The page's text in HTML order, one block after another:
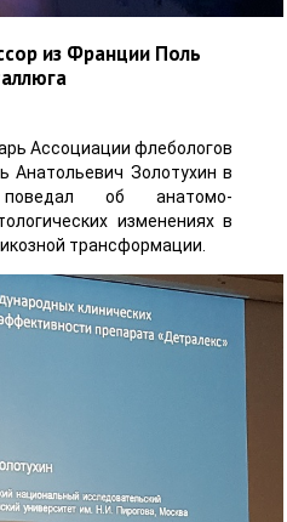
из Франции Поль
Ассоциации флебологов
Анатольевич Золотухин в
об анатомо-
изменениях в
трансформации.